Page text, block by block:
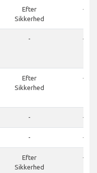
Efter
Sikkerhed
-
- -
Efter
Sikkerhed
-
- -
- -
Efter
Sikkerhed
-